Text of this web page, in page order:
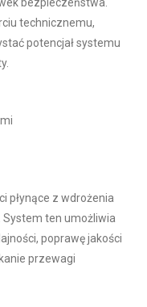
technicznemu,
potencjał systemu
płynące z wdrożenia
ten umożliwia
poprawę jakości
przewagi